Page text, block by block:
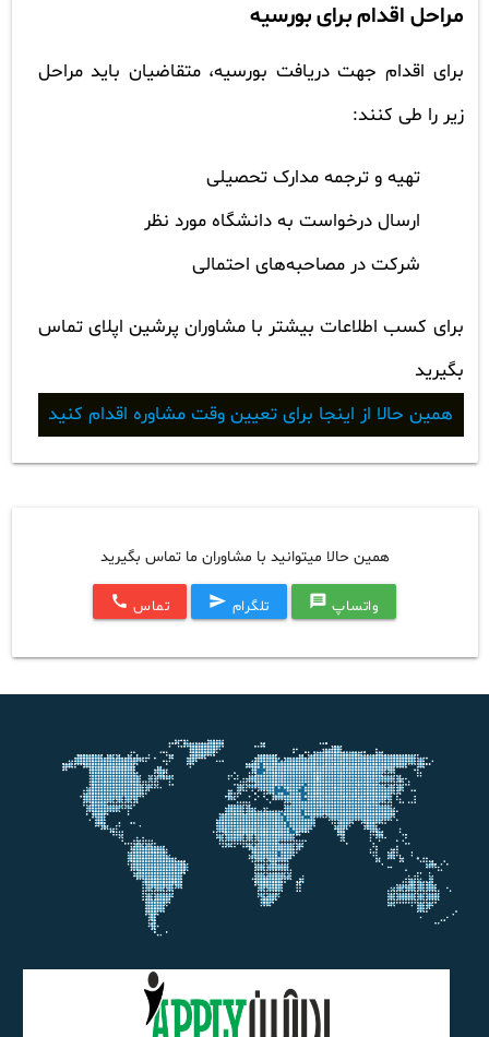
مراحل اقدام برای بورسیه
برای اقدام جهت دریافت بورسیه، متقاضیان باید مراحل
زیر را طی کنند:
تهیه و ترجمه مدارک تحصیلی
ارسال درخواست به دانشگاه مورد نظر
شرکت در مصاحبه‌های احتمالی
برای کسب اطلاعات بیشتر با مشاوران پرشین اپلای تماس
بگیرید
همین حالا از اینجا برای تعیین وقت مشاوره اقدام کنید
همین حالا میتوانید با مشاوران ما تماس بگیرید
واتساپ message تلگرام send تماس call